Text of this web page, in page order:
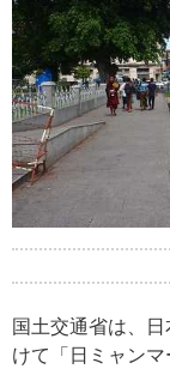
国土交通省は、
けて「日ミャン